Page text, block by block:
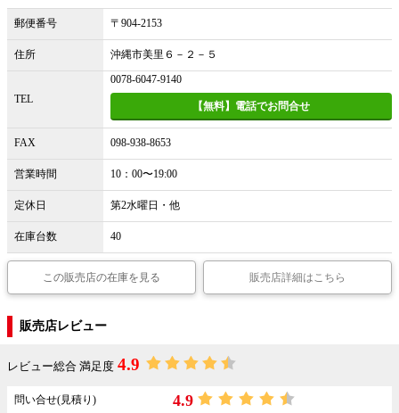
郵便番号 〒904-2153
住所 沖縄市美里６－２－５
TEL
0078-6047-9140
【無料】電話でお問合せ
FAX 098-938-8653
営業時間 10：00〜19:00
定休日 第2水曜日・他
在庫台数 40
この販売店の在庫を見る 販売店詳細はこちら
販売店レビュー
レビュー総合 満足度 4.9
問い合せ(見積り) 4.9